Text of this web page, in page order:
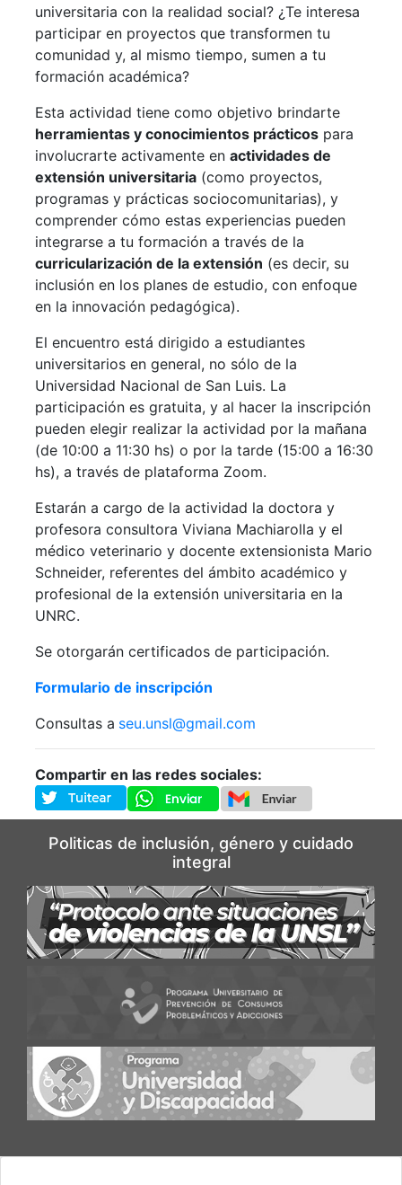
universitaria con la realidad social? ¿Te interesa
participar en proyectos que transformen tu
comunidad y, al mismo tiempo, sumen a tu
formación académica?
Esta actividad tiene como objetivo brindarte
herramientas y conocimientos prácticos para
involucrarte activamente en actividades de
extensión universitaria (como proyectos,
programas y prácticas sociocomunitarias), y
comprender cómo estas experiencias pueden
integrarse a tu formación a través de la
curricularización de la extensión (es decir, su
inclusión en los planes de estudio, con enfoque
en la innovación pedagógica).
El encuentro está dirigido a estudiantes
universitarios en general, no sólo de la
Universidad Nacional de San Luis. La
participación es gratuita, y al hacer la inscripción
pueden elegir realizar la actividad por la mañana
(de 10:00 a 11:30 hs) o por la tarde (15:00 a 16:30
hs), a través de plataforma Zoom.
Estarán a cargo de la actividad la doctora y
profesora consultora Viviana Machiarolla y el
médico veterinario y docente extensionista Mario
Schneider, referentes del ámbito académico y
profesional de la extensión universitaria en la
UNRC.
Se otorgarán certificados de participación.
Formulario de inscripción
Consultas a seu.unsl@gmail.com
Compartir en las redes sociales:
Politicas de inclusión, género y cuidado
integral